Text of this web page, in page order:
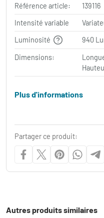
Référence article:
139116
Intensité variable
Luminosité
940
Dimensions:
Plus d'informations
Partager ce produit:
Autres produits similaires